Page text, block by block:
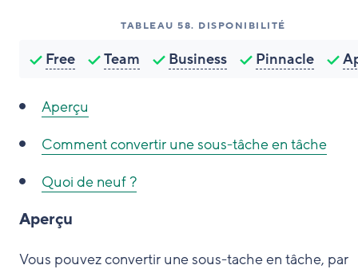
TABLEAU 58. DISPONIBILITÉ
Free Team Business Pinnacle
Aperçu
Comment convertir une sous-tâche en tâche
Quoi de neuf ?
Aperçu
Vous pouvez convertir une sous-tache en tâche, par